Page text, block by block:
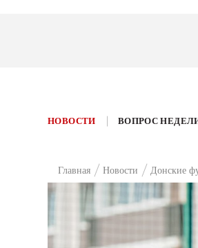
НОВОСТИ ВОПРОС
Главная Новости Донские